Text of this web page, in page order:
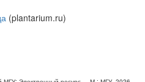
(plantarium.ru)